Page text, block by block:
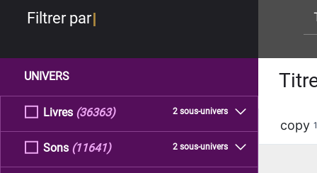
Filtrer par
UNIVERS
Livres 2 sous-univers
(36363)
Sons 2 sous-univers
(11641)
copy